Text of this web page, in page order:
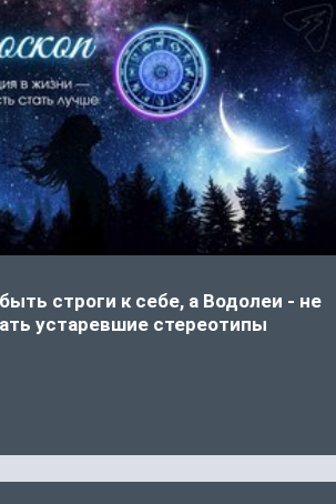
строги к себе, а Водолеи - не
устаревшие стереотипы